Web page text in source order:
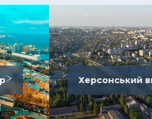
Херсонський